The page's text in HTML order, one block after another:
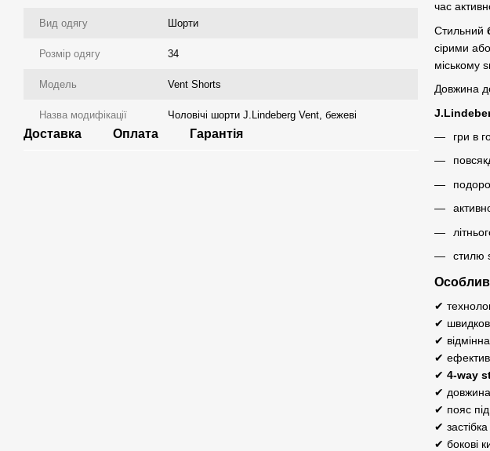
Вид одягу Шорти
Розмір одягу 34
Модель Vent Shorts
Назва модифікації Чоловічі шорти J.Lindeberg Vent, бежеві
Доставка Оплата Гарантія
час
Стильний
сірими
міському
Довжина
гри в
стилю
✔
✔
✔
✔
✔ 4-way
✔ довжина
✔ пояс
✔
✔ бокові